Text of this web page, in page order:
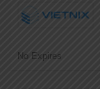
No Expires